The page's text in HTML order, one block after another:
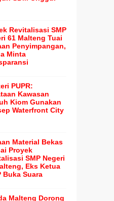
Revitalisasi SMP
61 Malteng Tuai
Penyimpangan,
Minta
PUPR:
Kawasan
Kiom Gunakan
Waterfront City
Material Bekas
Proyek
SMP Negeri
Eks Ketua
Buka Suara
Malteng Dorong